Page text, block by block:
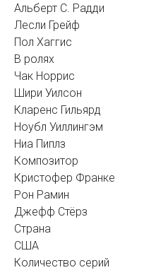
Альберт С. Радди
Лесли Грейф
Пол Хаггис
В ролях
Чак Норрис
Шири Уилсон
Кларенс Гильярд
Ноубл Уиллингэм
Ниа Пиплз
Композитор
Кристофер Франке
Рон Рамин
Джефф Стёрз
Страна
США
Количество серий